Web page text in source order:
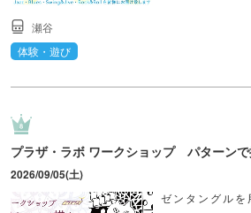
瀬谷
体験・遊び
プラザ・ラボ ワークショップ パターン
2026/09/05(土)
ゼンタングル